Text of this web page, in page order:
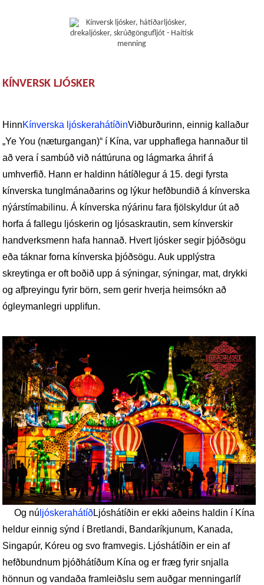
KÍNVERSK LJÓSKER
HinnKínverska ljóskerahátíðinViðburðurinn, einnig kallaður
„Ye You (næturgangan)“ í Kína, var upphaflega hannaður til
að vera í sambúð við náttúruna og lágmarka áhrif á
umhverfið. Hann er haldinn hátíðlegur á 15. degi fyrsta
kínverska tunglmánaðarins og lýkur hefðbundið á kínverska
nýárstímabilinu. Á kínverska nýárinu fara fjölskyldur út að
horfa á fallegu ljóskerin og ljósaskrautin, sem kínverskir
handverksmenn hafa hannað. Hvert ljósker segir þjóðsögu
eða táknar forna kínverska þjóðsögu. Auk upplýstra
skreytinga er oft boðið upp á sýningar, sýningar, mat, drykki
og afþreyingu fyrir börn, sem gerir hverja heimsókn að
ógleymanlegri upplifun.
Og nú ljóskerahátíðLjóshátíðin er ekki aðeins haldin í Kína
heldur einnig sýnd í Bretlandi, Bandaríkjunum, Kanada,
Singapúr, Kóreu og svo framvegis. Ljóshátíðin er ein af
hefðbundnum þjóðhátíðum Kína og er fræg fyrir snjalla
hönnun og vandaða framleiðslu sem auðgar menningarlíf